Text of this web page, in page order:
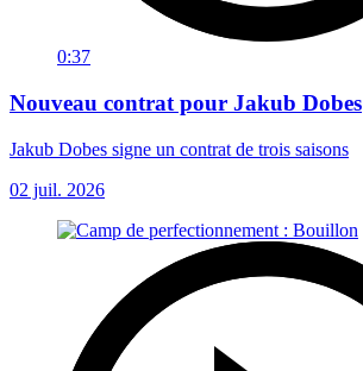
0:37
Nouveau contrat pour Jakub Dobes
Jakub Dobes signe un contrat de trois saisons
02 juil. 2026